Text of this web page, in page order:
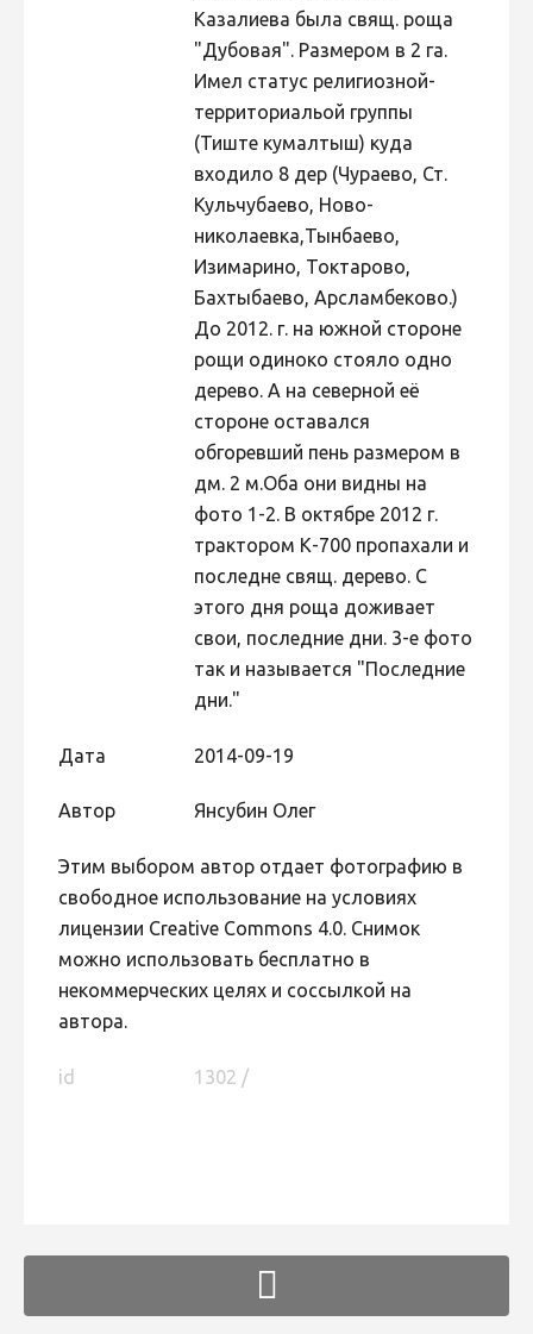
Фотоконкурс 2020
Фотоконкурс 2019
Фотоконкурс 2018
Фотоконкурс 2017
Фотоконкурс 2016
Фотоконкурс 2015
Фотоконкурс 2014
Фотоконкурс 2013
Фотоконкурс 2012
Фотоконкурс 2010
Фотоконкурс 2009
Казалиева была свящ. роща
"Дубовая". Размером в 2 га.
Имел статус религиозной-
территориальой группы
(Тиште кумалтыш) куда
входило 8 дер (Чураево, Ст.
Кульчубаево, Ново-
николаевка,Тынбаево,
Изимарино, Токтарово,
Бахтыбаево, Арсламбеково.)
До 2012. г. на южной стороне
рощи одиноко стояло одно
дерево. А на северной её
стороне оставался
обгоревший пень размером в
дм. 2 м.Оба они видны на
фото 1-2. В октябре 2012 г.
трактором К-700 пропахали и
последне свящ. дерево. С
этого дня роща доживает
свои, последние дни. 3-е фото
так и называется "Последние
дни."
Дата 2014-09-19
Автор Янсубин Олег
Этим выбором автор отдает фотографию в
свободное использование на условиях
лицензии Creative Commons 4.0. Снимок
можно использовать бесплатно в
некоммерческих целях и соссылкой на
автора.
id 1302 /